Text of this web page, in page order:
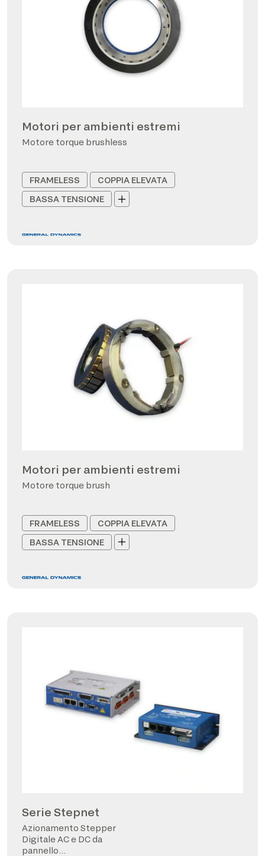
Motori per ambienti estremi
Motore torque brushless
FRAMELESS
COPPIA ELEVATA
BASSA TENSIONE
Motori per ambienti estremi
Motore torque brush
FRAMELESS
COPPIA ELEVATA
BASSA TENSIONE
Serie Stepnet
Azionamento Stepper
Digitale AC e DC da
pannello